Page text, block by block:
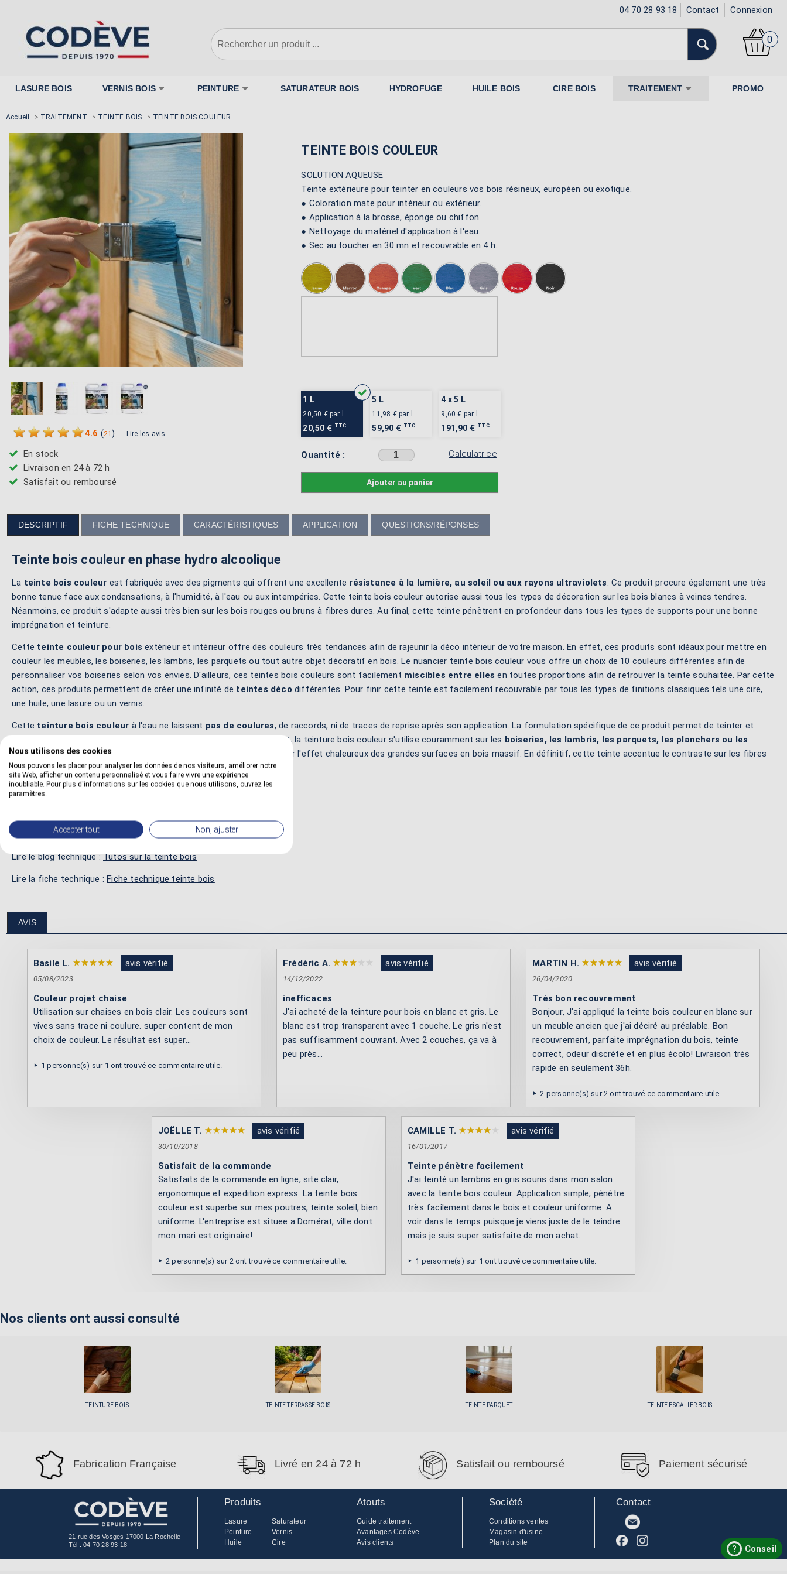
04 70 28 93 18 Contact Connexion
0
LASURE BOIS VERNIS BOIS PEINTURE SATURATEUR BOIS HYDROFUGE HUILE BOIS CIRE BOIS TRAITEMENT PROMO
Accueil > TRAITEMENT > TEINTE BOIS > TEINTE BOIS COULEUR
4.6 (21 ) Lire les avis
En stock
Livraison en 24 à 72 h
Satisfait ou remboursé
TEINTE BOIS COULEUR
SOLUTION AQUEUSE
Teinte extérieure pour teinter en couleurs vos bois résineux, européen ou exotique.
● Coloration mate pour intérieur ou extérieur.
● Application à la brosse, éponge ou chiffon.
● Nettoyage du matériel d'application à l'eau.
● Sec au toucher en 30 mn et recouvrable en 4 h.
1 L
20,50 €par l
20,50 € TTC
5 L
11,98 €par l
59,90 € TTC
4 x 5 L
9,60 € par l
191,90 € TTC
Quantité : Calculatrice
Sélectionner une couleur avant d'ajouter au panier
Ajouter au panier
DESCRIPTIF FICHE TECHNIQUE CARACTÉRISTIQUES APPLICATION QUESTIONS/RÉPONSES
Teinte bois couleur en phase hydro alcoolique
La teinte bois couleur est fabriquée avec des pigments qui offrent une excellente résistance à la lumière, au soleil ou aux rayons ultraviolets. Ce produit procure également une très
bonne tenue face aux condensations, à l'humidité, à l'eau ou aux intempéries. Cette teinte bois couleur autorise aussi tous les types de décoration sur les bois blancs à veines tendres.
Néanmoins, ce produit s'adapte aussi très bien sur les bois rouges ou bruns à fibres dures. Au final, cette teinte pénètrent en profondeur dans tous les types de supports pour une bonne
imprégnation et teinture.
Cette teinte couleur pour boisextérieur et intérieur offre des couleurs très tendances afin de rajeunir la déco intérieur de votre maison. En effet, ces produits sont idéaux pour mettre en
couleur les meubles, les boiseries, les lambris, les parquets ou tout autre objet décoratif en bois. Le nuancier teinte bois couleur vous offre un choix de 10 couleurs différentes afin de
personnaliser vos boiseries selon vos envies. D'ailleurs, ces teintes bois couleurs sont facilement miscibles entre elles en toutes proportions afin de retrouver la teinte souhaitée. Par cette
action, ces produits permettent de créer une infinité de teintes déco différentes. Pour finir cette teinte est facilement recouvrable par tous les types de finitions classiques tels une cire,
une huile, une lasure ou un vernis.
Cette teinture bois couleur à l'eau ne laissent pas de coulures, de raccords, ni de traces de reprise après son application. La formulation spécifique de ce produit permet de teinter et
colorer des surfaces importantes avec beaucoup de facilité. En effet, la teinture bois couleur s'utilise couramment sur les boiseries, les lambris, les parquets, les planchers ou les
escaliers en boispar exemple. En fait, ce produit permet de renforcer l'effet chaleureux des grandes surfaces en bois massif. En définitif, cette teinte accentue le contraste sur les fibres
afin de souligner toute la finesse d'un veinage.
Lire la fiche conseil :Teinter avec une teinte bois
Lire le blog technique :Tutos sur la teinte bois
Lire la fiche technique :Fiche technique teinte bois
AVIS
Basile L. avis vérifié
05/08/2023
Couleur projet chaise
Utilisation sur chaises en bois clair. Les couleurs sont
vives sans trace ni coulure. super content de mon
choix de couleur. Le résultat est super...
1 personne(s) sur 1 ont trouvé ce commentaire utile.
Frédéric A. avis vérifié
14/12/2022
inefficaces
J'ai acheté de la teinture pour bois en blanc et gris. Le
blanc est trop transparent avec 1 couche. Le gris n'est
pas suffisamment couvrant. Avec 2 couches, ça va à
peu près...
MARTIN H. avis vérifié
26/04/2020
Très bon recouvrement
Bonjour, J'ai appliqué la teinte bois couleur en blanc sur
un meuble ancien que j'ai déciré au préalable. Bon
recouvrement, parfaite imprégnation du bois, teinte
correct, odeur discrète et en plus écolo! Livraison très
rapide en seulement 36h.
2 personne(s) sur 2 ont trouvé ce commentaire utile.
JOËLLE T. avis vérifié
30/10/2018
Satisfait de la commande
Satisfaits de la commande en ligne, site clair,
ergonomique et expedition express. La teinte bois
couleur est superbe sur mes poutres, teinte soleil, bien
uniforme. L'entreprise est situee a Domérat, ville dont
mon mari est originaire!
2 personne(s) sur 2 ont trouvé ce commentaire utile.
CAMILLE T. avis vérifié
16/01/2017
Teinte pénètre facilement
J'ai teinté un lambris en gris souris dans mon salon
avec la teinte bois couleur. Application simple, pénètre
très facilement dans le bois et couleur uniforme. A
voir dans le temps puisque je viens juste de le teindre
mais je suis super satisfaite de mon achat.
1 personne(s) sur 1 ont trouvé ce commentaire utile.
Nos clients ont aussi consulté
TEINTURE BOIS TEINTE TERRASSE BOIS TEINTE PARQUET TEINTE ESCALIER BOIS
nécessaire
Fabrication Française Livré en 24 à 72 h Satisfait ou remboursé Paiement sécurisé
21 rue des Vosges 17000 La Rochelle
Tél :04 70 28 93 18
Produits
Lasure
Saturateur
Peinture
Vernis
Huile
Cire
Atouts
Guide traitement
Avantages Codève
Avis clients
Société
Conditions ventes
Magasin d'usine
Plan du site
Contact
? Conseil
Nous utilisons des cookies
Nous pouvons les placer pour analyser les données de nos visiteurs, améliorer notre
site Web, afficher un contenu personnalisé et vous faire vivre une expérience
inoubliable. Pour plus d'informations sur les cookies que nous utilisons, ouvrez les
paramètres.
Accepter tout Non, ajuster